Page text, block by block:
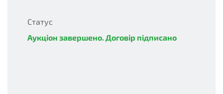
Статус
Аукціон завершено. Договір підписано